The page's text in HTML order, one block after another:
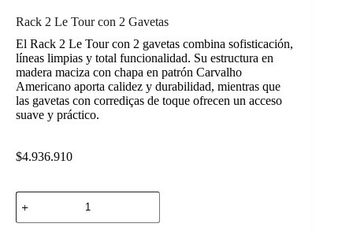
Rack 2 Le Tour con 2 Gavetas
El Rack 2 Le Tour con 2 gavetas combina sofisticación,
líneas limpias y total funcionalidad. Su estructura en
madera maciza con chapa en patrón Carvalho
Americano aporta calidez y durabilidad, mientras que
las gavetas con corrediças de toque ofrecen un acceso
suave y práctico.
$4.936.910
Rack
Le